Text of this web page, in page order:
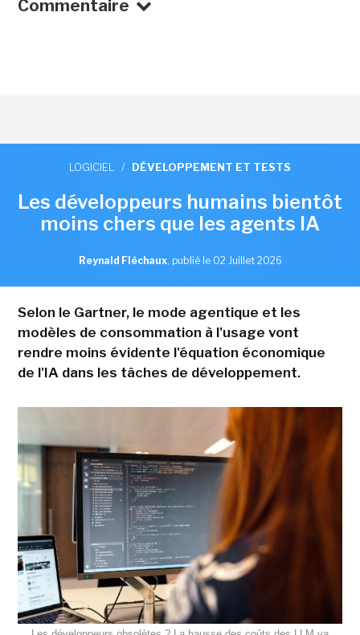
Commentaire
LOGICIEL / DÉVELOPPEMENT ET TESTS
Les développeurs humains bientôt
moins chers que les agents IA
Reynald Fléchaux, publié le 02 Juillet 2026
Selon le Gartner, le mode agentique et les
modèles de consommation à l'usage vont
rendre moins évidente l'équation économique
de l'IA dans les tâches de développement.